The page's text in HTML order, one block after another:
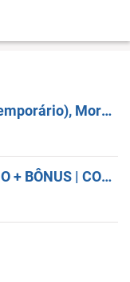
Analista De Compliance Pleno (Temporário), Morumbi, SP
AUXILIAR DE LOGÍSTICA | SALÁRIO + BÔNUS | CONTRATO CLT | GUARULHOS/SP